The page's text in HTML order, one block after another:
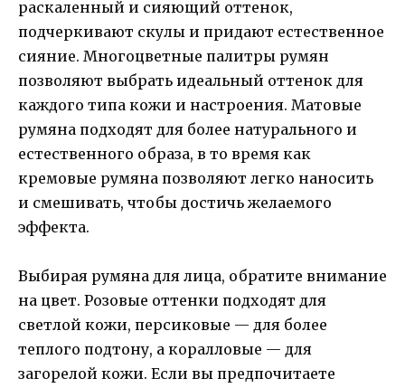
раскаленный и сияющий оттенок,
подчеркивают скулы и придают естественное
сияние. Многоцветные палитры румян
позволяют выбрать идеальный оттенок для
каждого типа кожи и настроения. Матовые
румяна подходят для более натурального и
естественного образа, в то время как
кремовые румяна позволяют легко наносить
и смешивать, чтобы достичь желаемого
эффекта.
Выбирая румяна для лица, обратите внимание
на цвет. Розовые оттенки подходят для
светлой кожи, персиковые — для более
теплого подтону, а коралловые — для
загорелой кожи. Если вы предпочитаете